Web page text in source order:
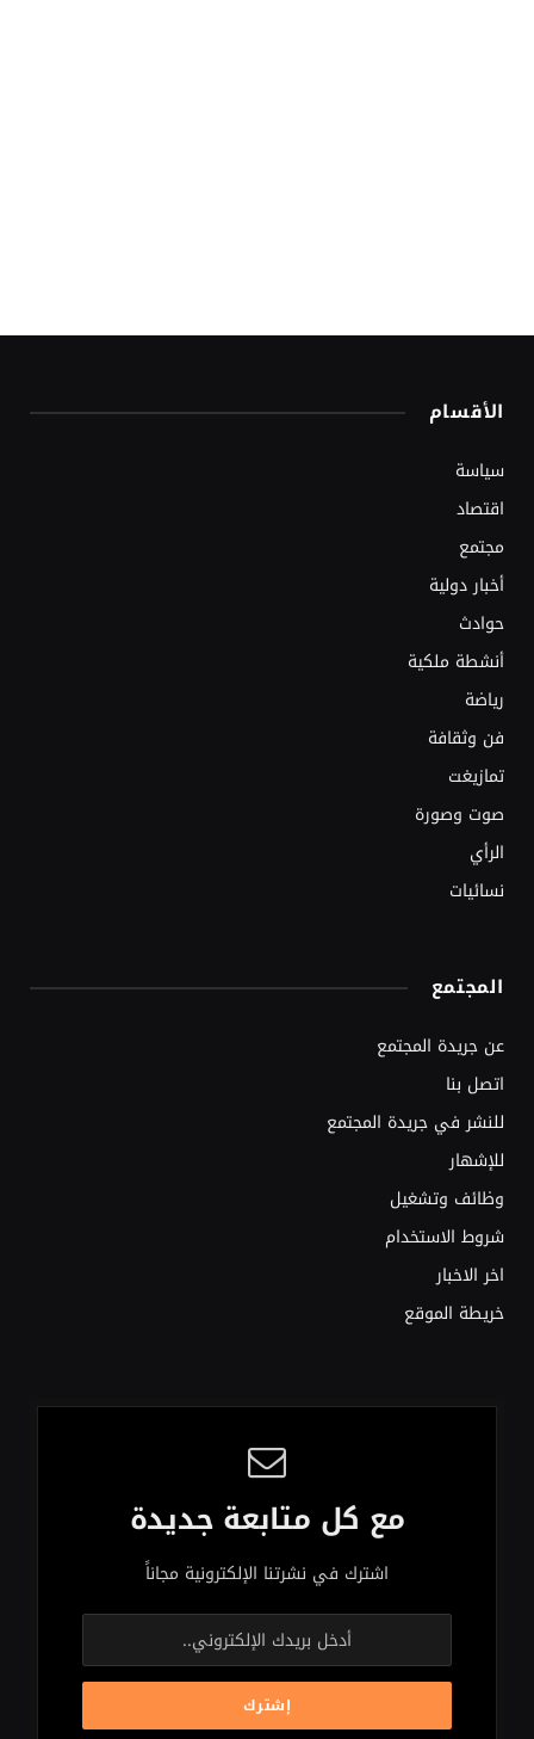
الأقسام
سياسة
اقتصاد
مجتمع
أخبار دولية
حوادث
أنشطة ملكية
رياضة
فن وثقافة
تمازيغت
صوت وصورة
الرأي
نسائيات
المجتمع
عن جريدة المجتمع
اتصل بنا
للنشر في جريدة المجتمع
للإشهار
وظائف وتشغيل
شروط الاستخدام
اخر الاخبار
خريطة الموقع
مع كل متابعة جديدة
اشترك في نشرتنا الإلكترونية مجاناً